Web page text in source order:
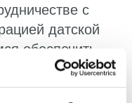
с
датской
обеспечить
Klokkerholm
полов на